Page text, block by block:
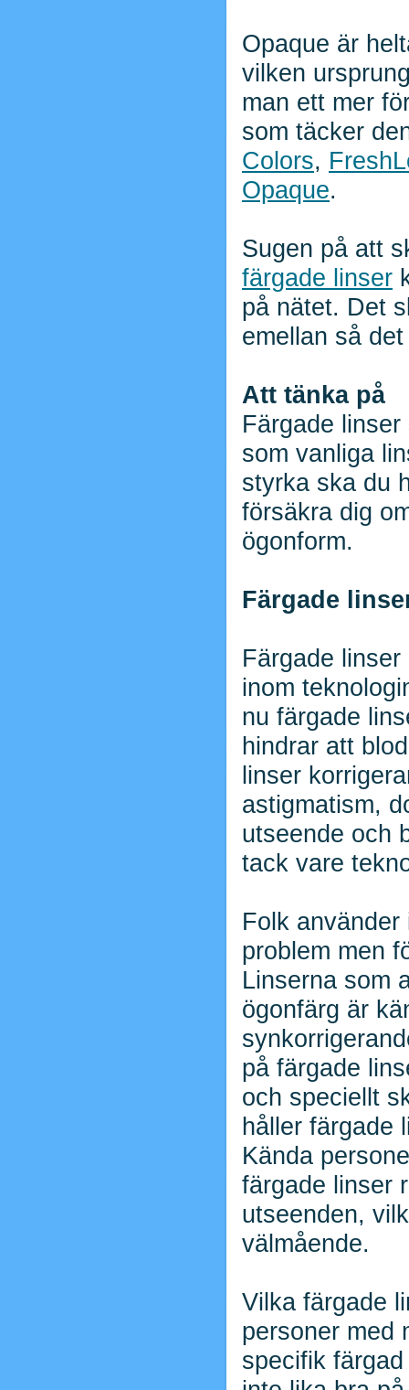
Opaque är
vilken
man ett mer
som täcker
Colors,
Opaque.
Sugen på att
färgade linser
på nätet. Det
emellan så
Att tänka på
Färgade
som vanliga
styrka ska du
försäkra dig
ögonform.
Färgade
Färgade
inom
nu färgade
hindrar att
linser
astigmatism,
utseende och
tack vare
Folk
problem men
Linserna som
ögonfärg är
på färgade
och speciellt
håller färgade
Kända
färgade linser
utseenden,
välmående.
Vilka färgade
personer med
specifik